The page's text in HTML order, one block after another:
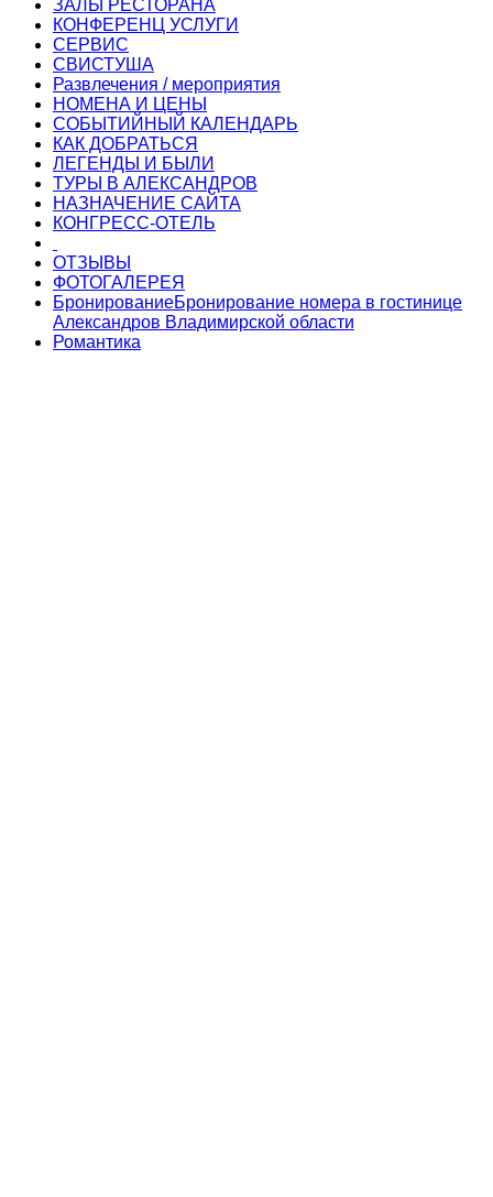
ЗАЛЫ РЕСТОРАНА
КОНФЕРЕНЦ УСЛУГИ
СЕРВИС
СВИСТУША
Развлечения / мероприятия
НОМЕНА И ЦЕНЫ
СОБЫТИЙНЫЙ КАЛЕНДАРЬ
КАК ДОБРАТЬСЯ
ЛЕГЕНДЫ И БЫЛИ
ТУРЫ В АЛЕКСАНДРОВ
НАЗНАЧЕНИЕ САЙТА
КОНГРЕСС-ОТЕЛЬ
ОТЗЫВЫ
ФОТОГАЛЕРЕЯ
БронированиеБронирование номера в гостинице
Александров Владимирской области
Романтика